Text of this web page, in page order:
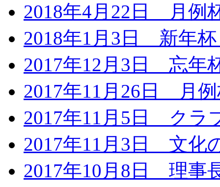
2018年4月22日 月例
2018年1月3日 新年
2017年12月3日 忘年
2017年11月26日 月
2017年11月5日 クラ
2017年11月3日 文化
2017年10月8日 理事